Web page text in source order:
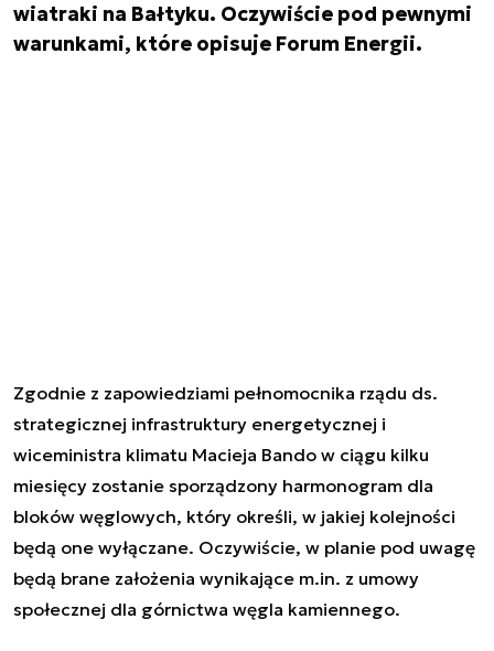
wiatraki na Bałtyku. Oczywiście pod pewnymi
warunkami, które opisuje Forum Energii.
Zgodnie z zapowiedziami pełnomocnika rządu ds.
strategicznej infrastruktury energetycznej i
wiceministra klimatu Macieja Bando w ciągu kilku
miesięcy zostanie sporządzony harmonogram dla
bloków węglowych, który określi, w jakiej kolejności
będą one wyłączane. Oczywiście, w planie pod uwagę
będą brane założenia wynikające m.in. z umowy
społecznej dla górnictwa węgla kamiennego.